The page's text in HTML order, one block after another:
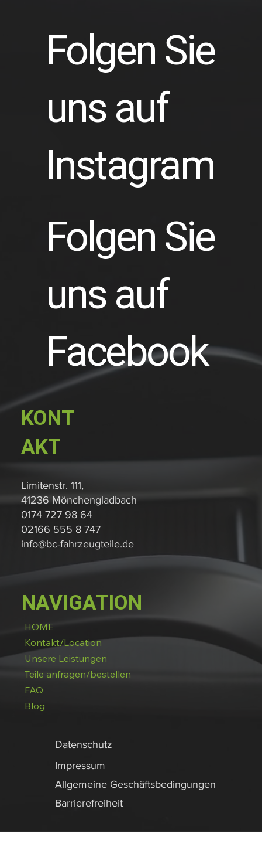
Folgen Sie
uns auf
Instagram
Folgen Sie
uns auf
Facebook
Datenschutz
Impressum
Allgemeine Geschäftsbedingungen
Barrierefreiheit
NAVIGATION
HOME
Kontakt/Location
Unsere Leistungen
Teile anfragen/bestellen
FAQ
Blog
KONT
AKT
Limitenstr. 111,
41236 Mönchengladbach
0174 727 98 64
02166 555 8 747
info@bc-fahrzeugteile.de